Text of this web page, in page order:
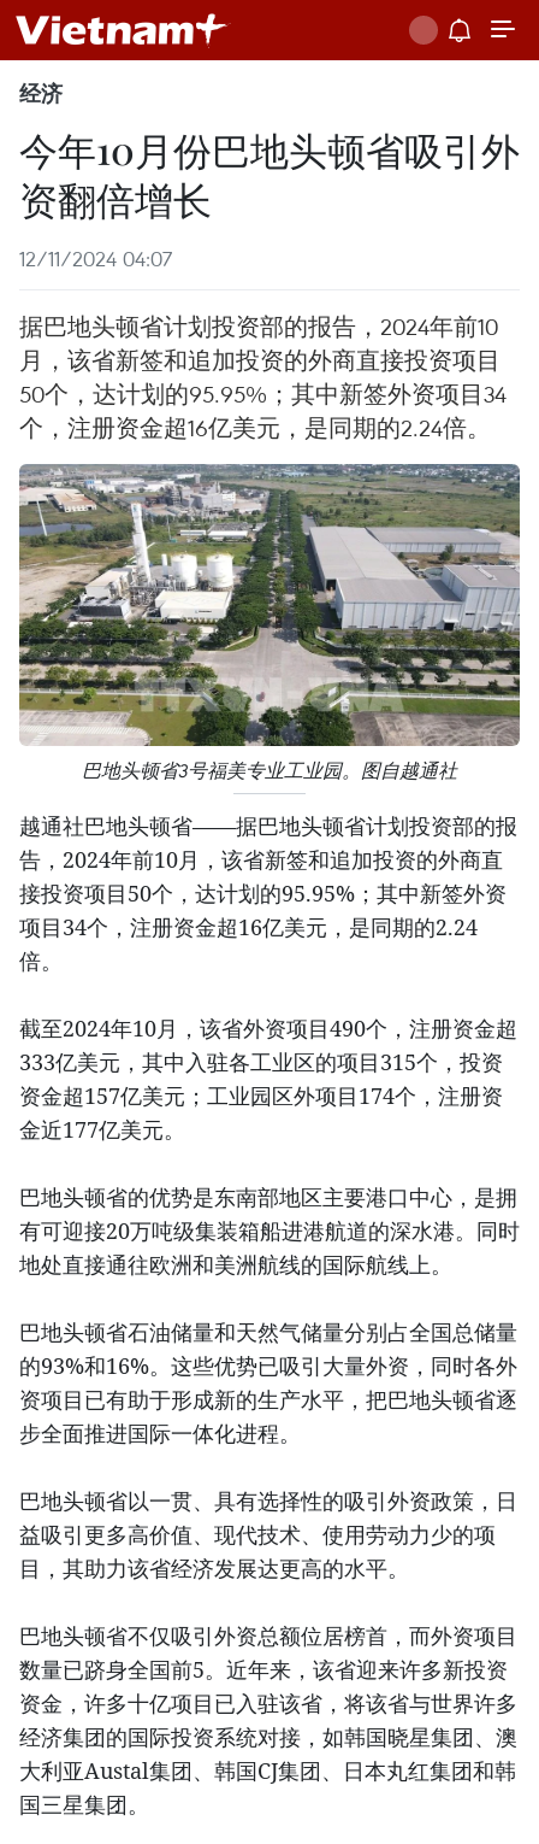
经济
今年10月份巴地头顿省吸引外
资翻倍增长
12/11/2024 04:07
据巴地头顿省计划投资部的报告，2024年前10
月，该省新签和追加投资的外商直接投资项目
50个，达计划的95.95%；其中新签外资项目34
个，注册资金超16亿美元，是同期的2.24倍。
巴地头顿省3号福美专业工业园。图自越通社
越通社巴地头顿省——据巴地头顿省计划投资部的报
告，2024年前10月，该省新签和追加投资的外商直
接投资项目50个，达计划的95.95%；其中新签外资
项目34个，注册资金超16亿美元，是同期的2.24
倍。
截至2024年10月，该省外资项目490个，注册资金超
333亿美元，其中入驻各工业区的项目315个，投资
资金超157亿美元；工业园区外项目174个，注册资
金近177亿美元。
巴地头顿省的优势是东南部地区主要港口中心，是拥
有可迎接20万吨级集装箱船进港航道的深水港。同时
地处直接通往欧洲和美洲航线的国际航线上。
巴地头顿省石油储量和天然气储量分别占全国总储量
的93%和16%。这些优势已吸引大量外资，同时各外
资项目已有助于形成新的生产水平，把巴地头顿省逐
步全面推进国际一体化进程。
巴地头顿省以一贯、具有选择性的吸引外资政策，日
益吸引更多高价值、现代技术、使用劳动力少的项
目，其助力该省经济发展达更高的水平。
巴地头顿省不仅吸引外资总额位居榜首，而外资项目
数量已跻身全国前5。近年来，该省迎来许多新投资
资金，许多十亿项目已入驻该省，将该省与世界许多
经济集团的国际投资系统对接，如韩国晓星集团、澳
大利亚Austal集团、韩国CJ集团、日本丸红集团和韩
国三星集团。